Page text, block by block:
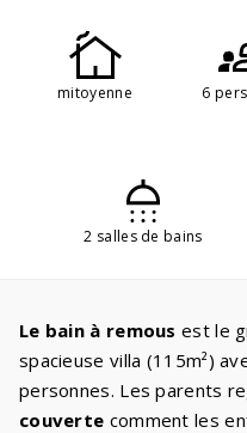
mitoyenne 6
2 salles de bains
Le bain à remous est le
spacieuse villa (115m²)
personnes. Les parents
couverte comment les